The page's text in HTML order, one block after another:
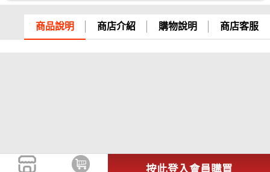
商品說明 商店介紹 購物說明 商店客服
按此登入會員購買
彰化銀行、上海銀行、富邦銀行、國泰世華、
台灣企銀、台中銀行、匯豐銀行、華泰銀行、
臺灣新光銀行、陽信銀行、聯邦銀行、遠東商